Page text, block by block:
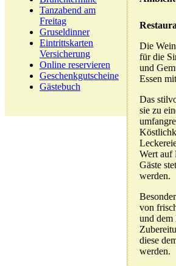
Tanzabend am
Freitag
Gruseldinner
Eintrittskarten
Versicherung
Online reservieren
Geschenkgutscheine
Gästebuch
Die
für die
und
Essen
Das
sie zu
Wert auf
Gäste
werden.
von
und dem
diese
werden.